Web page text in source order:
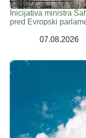
Inicijativa ministra
pred Evropski
07.08.2026